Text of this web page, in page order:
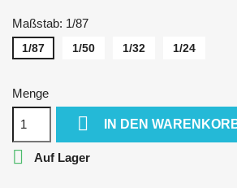
Maßstab: 1/87
1/87 1/50 1/32 1/24
Menge
 IN DEN
 Auf Lager